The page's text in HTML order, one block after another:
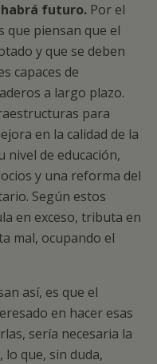
habrá futuro. Por el
que piensan que el
y que se deben
capaces de
a largo plazo.
para
en la calidad de la
de educación,
y una reforma del
Según estos
en exceso, tributa en
mal, ocupando el
así, es que el
en hacer esas
sería necesaria la
lo que, sin duda,